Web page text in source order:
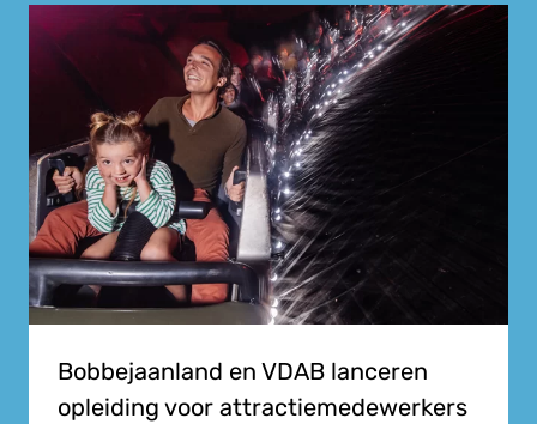
Bobbejaanland en VDAB lanceren
opleiding voor attractiemedewerkers